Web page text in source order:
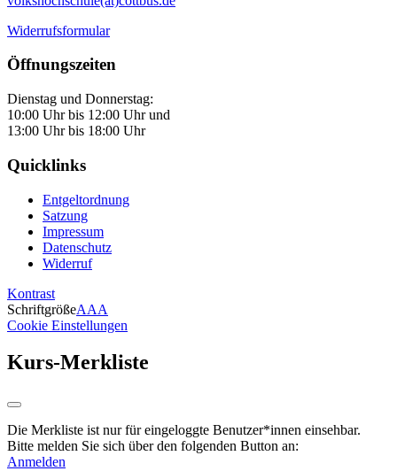
Widerrufsformular
Öffnungszeiten
Dienstag und Donnerstag:
10:00 Uhr bis 12:00 Uhr und
13:00 Uhr bis 18:00 Uhr
Quicklinks
Entgeltordnung
Satzung
Impressum
Datenschutz
Widerruf
Kontrast
SchriftgrößeAAA
Cookie Einstellungen
Kurs-Merkliste
Die Merkliste ist nur für eingeloggte Benutzer*innen einsehbar.
Bitte melden Sie sich über den folgenden Button an:
Anmelden